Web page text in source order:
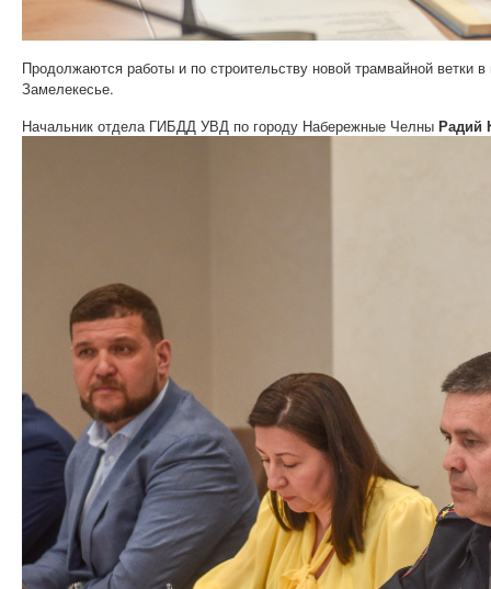
Продолжаются работы и по строительству новой трамвайной
Замелекесье.
Начальник отдела ГИБДД УВД по городу Набережные Челны Радий